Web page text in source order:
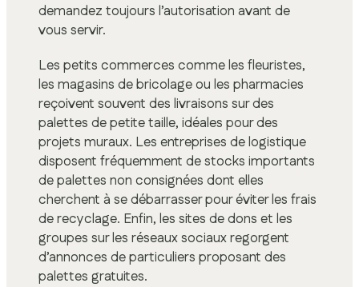
demandez toujours l’autorisation avant de
vous servir.
Les petits commerces comme les fleuristes,
les magasins de bricolage ou les pharmacies
reçoivent souvent des livraisons sur des
palettes de petite taille, idéales pour des
projets muraux. Les entreprises de logistique
disposent fréquemment de stocks importants
de palettes non consignées dont elles
cherchent à se débarrasser pour éviter les frais
de recyclage. Enfin, les sites de dons et les
groupes sur les réseaux sociaux regorgent
d’annonces de particuliers proposant des
palettes gratuites.